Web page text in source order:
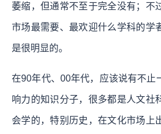
萎缩，但通常不至于完全没有；不
市场最需要、最欢迎什么学科的学
是很明显的。
在90年代、00年代，应该说有不止
响力的知识分子，很多都是人文社
会学的，特别历史，在文化市场上